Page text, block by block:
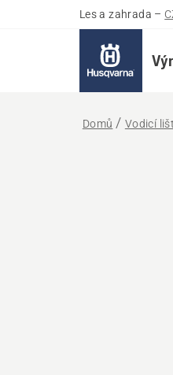
Les a zahrada –
Domů Vodicí